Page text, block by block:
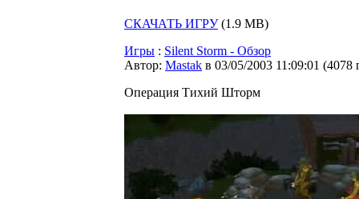
СКАЧАТЬ ИГРУ(1.9 MB)
Игры : Silent Storm - Обзор
Автор: Мastak в 03/05/2003 11:09:01 (4078
Операция Тихий Шторм